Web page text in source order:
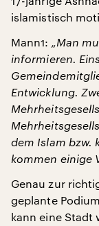
islamistisch
Mann1: „Man
informieren.
Entwicklung.
dem Islam bzw.
kommen einige
Genau zur
geplante
kann eine Stadt